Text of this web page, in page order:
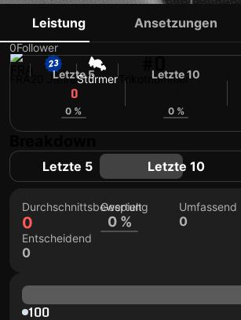
KELIAN BARUTI
0Follower
20 JahreStürmer Trikotnummer
Leistung Ansetzungen
Letzte 5
0
0 %
Letzte 10
0 %
Letzte 5 Letzte 10
Durchschnittsbewertung
0
Gespielt
0 %
Umfassend
0
Entscheidend
0
100